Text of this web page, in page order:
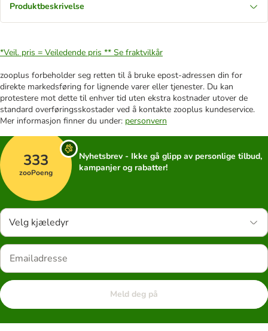
Produktbeskrivelse
*Veil. pris = Veiledende pris ** Se fraktvilkår
zooplus forbeholder seg retten til å bruke epost-adressen din for
direkte markedsføring for lignende varer eller tjenester. Du kan
protestere mot dette til enhver tid uten ekstra kostnader utover de
standard overføringsskostader ved å kontakte zooplus kundeservice.
Mer informasjon finner du under: personvern
333
zooPoeng
Nyhetsbrev - Ikke gå glipp av personlige tilbud,
kampanjer og rabatter!
Velg kjæledyr
Meld deg på